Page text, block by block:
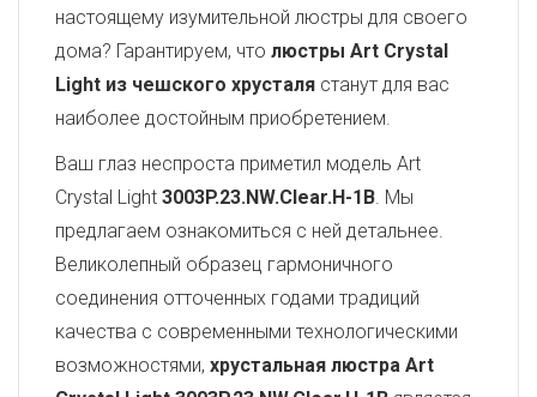
настоящему изумительной люстры для своего
дома? Гарантируем, что люстры Art Crystal
Light из чешского хрусталя станут для вас
наиболее достойным приобретением.
Ваш глаз неспроста приметил модель Art
Crystal Light 3003P.23.NW.Clear.H-1B. Мы
предлагаем ознакомиться с ней детальнее.
Великолепный образец гармоничного
соединения отточенных годами традиций
качества с современными технологическими
возможностями, хрустальная люстра Art